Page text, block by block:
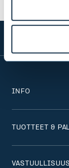
INFO
TUOTTEET &
VASTUULLISUUS